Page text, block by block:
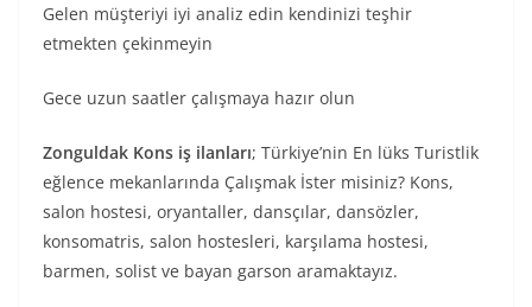
Gelen müşteriyi iyi analiz edin kendinizi teşhir
etmekten çekinmeyin
Gece uzun saatler çalışmaya hazır olun
Zonguldak Kons iş ilanları; Türkiye’nin En lüks Turistlik
eğlence mekanlarında Çalışmak İster misiniz? Kons,
salon hostesi, oryantaller, dansçılar, dansözler,
konsomatris, salon hostesleri, karşılama hostesi,
barmen, solist ve bayan garson aramaktayız.